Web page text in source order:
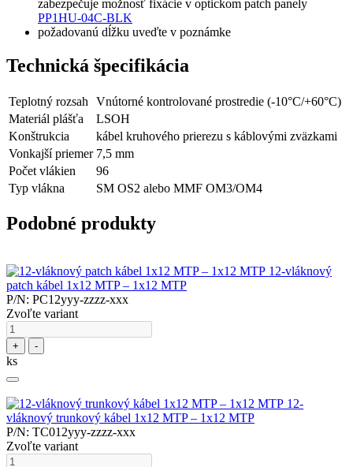
zabezpečuje možnosť fixácie v optickom patch panely
PP1HU-04C-BLK
požadovanú dĺžku uveďte v poznámke
Technická špecifikácia
Teplotný rozsah
Vnútorné kontrolované prostredie (-10°C/+60°C)
Materiál plášťa
LSOH
Konštrukcia
kábel kruhového prierezu s káblovými zväzkami
Vonkajší priemer 7,5 mm
Počet vlákien
96
Typ vlákna
SM OS2 alebo MMF OM3/OM4
Podobné produkty
12-vláknový
patch kábel 1x12 MTP – 1x12 MTP
P/N: PC12yyy-zzzz-xxx
Zvoľte variant
+ -
ks
12-
vláknový trunkový kábel 1x12 MTP – 1x12 MTP
P/N: TC012yyy-zzzz-xxx
Zvoľte variant